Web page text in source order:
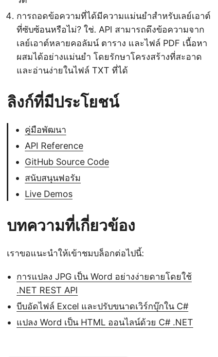
การถอดข้อความที่ได้มีความแม่นยำสำหรับเลย์เอาต์
ที่ซับซ้อนหรือไม่? ใช่. API สามารถดึงข้อความจาก
เลย์เอาต์หลายคอลัมน์ ตาราง และไฟล์ PDF เนื้อหา
ผสมได้อย่างแม่นยำ โดยรักษาโครงสร้างที่สะอาด
และอ่านง่ายในไฟล์ TXT ที่ได้
ลิงก์ที่มีประโยชน์
คู่มือพัฒนา
API Reference
GitHub Source Code
สนับสนุนฟอรัม
Live Demos
บทความที่เกี่ยวข้อง
เราขอแนะนำให้เข้าชมบล็อกต่อไปนี้:
การแปลง JPG เป็น Word อย่างง่ายดายโดยใช้
.NET REST API
บีบอัดไฟล์ Excel และปรับขนาดเวิร์กบุ๊กใน C#
แปลง Word เป็น HTML ออนไลน์ด้วย C# .NET